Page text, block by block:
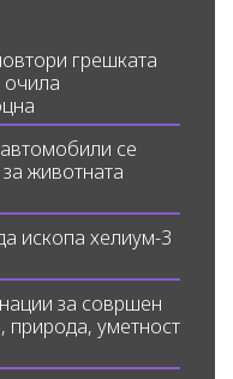
грешката
се
животната
ископа хелиум-3
за совршен
природа, уметност